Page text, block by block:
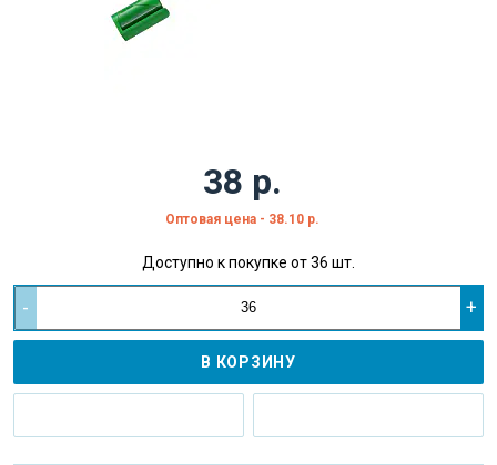
38 р.
Оптовая цена - 38.10 р.
Доступно к покупке от 36 шт.
- +
В КОРЗИНУ